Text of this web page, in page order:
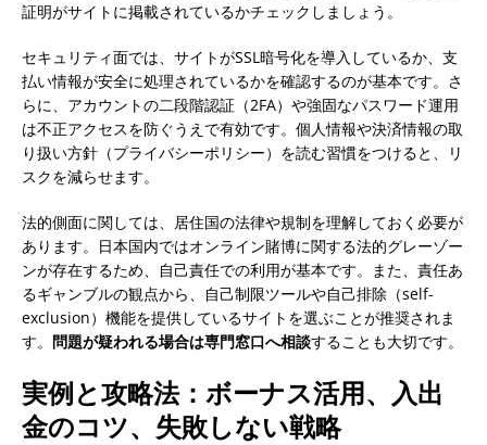
証明がサイトに掲載されているかチェックしましょう。
セキュリティ面では、サイトがSSL暗号化を導入しているか、支
払い情報が安全に処理されているかを確認するのが基本です。さ
らに、アカウントの二段階認証（2FA）や強固なパスワード運用
は不正アクセスを防ぐうえで有効です。個人情報や決済情報の取
り扱い方針（プライバシーポリシー）を読む習慣をつけると、リ
スクを減らせます。
法的側面に関しては、居住国の法律や規制を理解しておく必要が
あります。日本国内ではオンライン賭博に関する法的グレーゾー
ンが存在するため、自己責任での利用が基本です。また、責任あ
るギャンブルの観点から、自己制限ツールや自己排除（self-
exclusion）機能を提供しているサイトを選ぶことが推奨されま
す。 問題が疑われる場合は専門窓口へ相談することも大切です。
実例と攻略法：ボーナス活用、入出
金のコツ、失敗しない戦略